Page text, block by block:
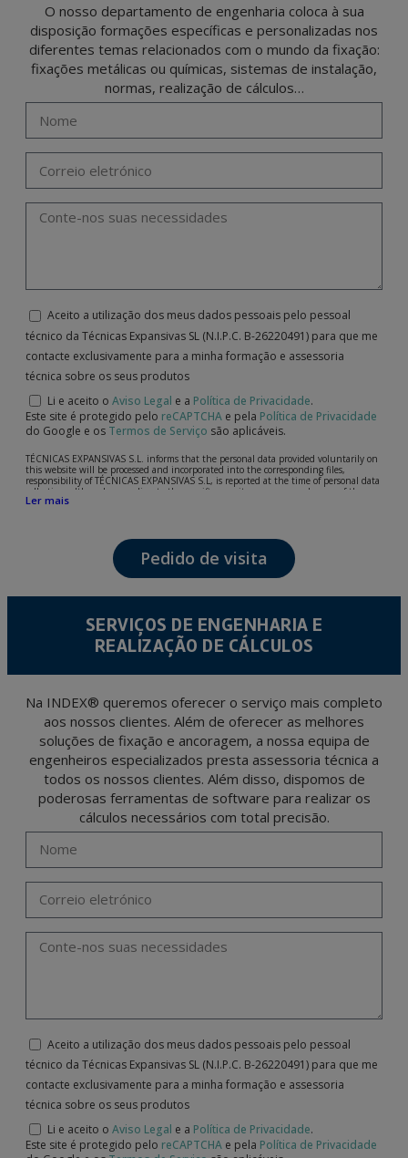
Portalada II | c/ Segador 13, 26006 | Logroño (La Rioja).
O nosso departamento de engenharia coloca à sua
disposição formações específicas e personalizadas nos
diferentes temas relacionados com o mundo da fixação:
fixações metálicas ou químicas, sistemas de instalação,
normas, realização de cálculos…
Aceito a utilização dos meus dados pessoais pelo pessoal
técnico da Técnicas Expansivas SL (N.I.P.C. B-26220491) para que me
contacte exclusivamente para a minha formação e assessoria
técnica sobre os seus produtos
Li e aceito o Aviso Legal e a Política de Privacidade.
Este site é protegido pelo reCAPTCHA e pela Política de Privacidade
do Google e os Termos de Serviço são aplicáveis.
TÉCNICAS EXPANSIVAS S.L. informs that the personal data provided voluntarily on
this website will be processed and incorporated into the corresponding files,
responsibility of TÉCNICAS EXPANSIVAS S.L, is reported at the time of personal data
collection, although, according to the specific case, its purpose may be any of the
following: attention to your referred request, complaint or question, established
The data in our files are strictly confidential and shall be treated with the utmost
confidentiality and shall comply with all the requirements provided for the General
Data Protection Regulation (GDPR) 2016.
According to Data Protection legislation, you are strongly advised not to send high-
encrypted. Should these details be sent, it is done so under your sole responsibility.
The user may at any time exercise their rights of access, rectification, cancellation
and opposition under the provisions of the General Data Protection Regulation
Portalada II | c/ Segador 13, 26006 | Logroño (La Rioja).
Ler mais
Pedido de visita
SERVIÇOS DE ENGENHARIA E
REALIZAÇÃO DE CÁLCULOS
Na INDEX® queremos oferecer o serviço mais completo
aos nossos clientes. Além de oferecer as melhores
soluções de fixação e ancoragem, a nossa equipa de
engenheiros especializados presta assessoria técnica a
todos os nossos clientes. Além disso, dispomos de
poderosas ferramentas de software para realizar os
cálculos necessários com total precisão.
Aceito a utilização dos meus dados pessoais pelo pessoal
técnico da Técnicas Expansivas SL (N.I.P.C. B-26220491) para que me
contacte exclusivamente para a minha formação e assessoria
técnica sobre os seus produtos
Li e aceito o Aviso Legal e a Política de Privacidade.
Este site é protegido pelo reCAPTCHA e pela Política de Privacidade